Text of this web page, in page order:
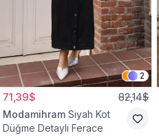
2
71,39$ 82,14$
Modamihram Siyah Kot
Düğme Detaylı Ferace